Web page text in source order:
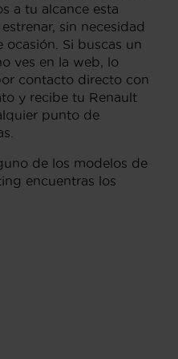
a tu alcance esta
sin necesidad
Si buscas un
ves en la web, lo
contacto directo con
y recibe tu Renault
punto de
de los modelos de
encuentras los